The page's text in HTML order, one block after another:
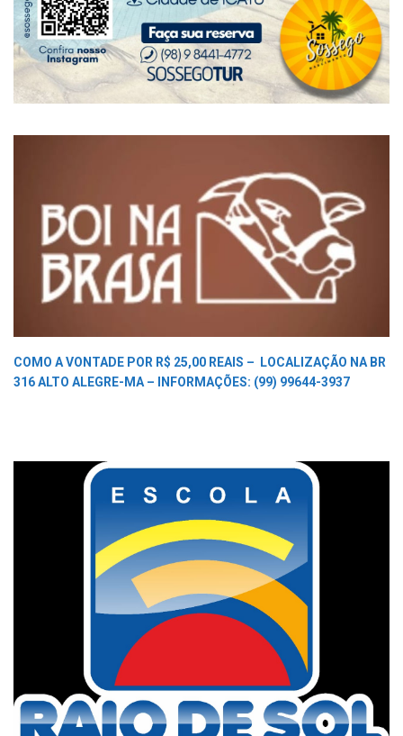
COMO A VONTADE POR R$ 25,00 REAIS –
LOCALIZAÇÃO NA BR
316 ALTO ALEGRE-MA –
INFORMAÇÕES: (99) 99644-3937